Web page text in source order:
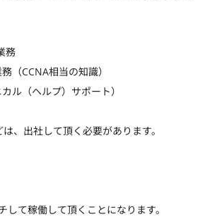
務
（CCNA相当の知識）
ル（ヘルプ）サポート）
、出社して頂く必要があります。
て稼働して頂くことになります。